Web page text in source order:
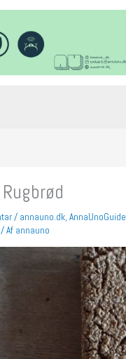
/ annauno.dk,AnnaUnoGuide
/ Af annauno